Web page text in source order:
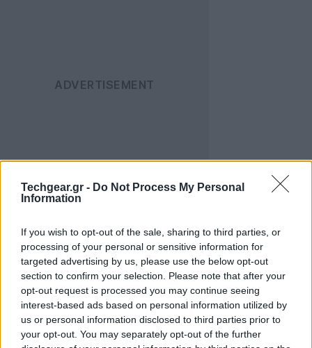
Techgear.gr - Do Not Process My Personal
Information
If you wish to opt-out of the sale, sharing to third parties, or
processing of your personal or sensitive information for
targeted advertising by us, please use the below opt-out
section to confirm your selection. Please note that after your
opt-out request is processed you may continue seeing
interest-based ads based on personal information utilized by
us or personal information disclosed to third parties prior to
your opt-out. You may separately opt-out of the further